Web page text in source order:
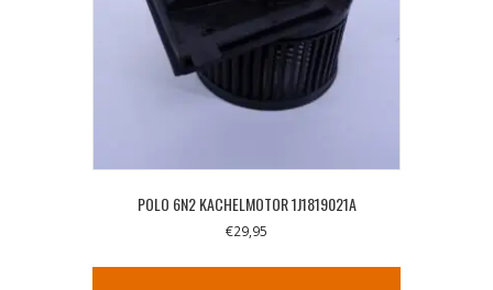
POLO 6N2 KACHELMOTOR 1J1819021A
€29,95